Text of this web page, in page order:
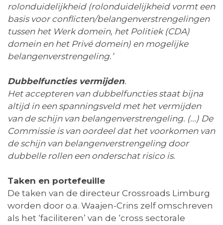
rolonduidelijkheid (rolonduidelijkheid vormt een
basis voor conflicten/belangenverstrengelingen
tussen het Werk domein, het Politiek (CDA)
domein en het Privé domein) en mogelijke
belangenverstrengeling.’
Dubbelfuncties vermijden.
Het accepteren van dubbelfuncties staat bijna
altijd in een spanningsveld met het vermijden
van de schijn van belangenverstrengeling. (...) De
Commissie is van oordeel dat het voorkomen van
de schijn van belangenverstrengeling door
dubbelle rollen een onderschat risico is.
Taken en portefeuille
De taken van de directeur Crossroads Limburg
worden door o.a. Waajen-Crins zelf omschreven
als het ‘faciliteren’ van de ‘cross sectorale